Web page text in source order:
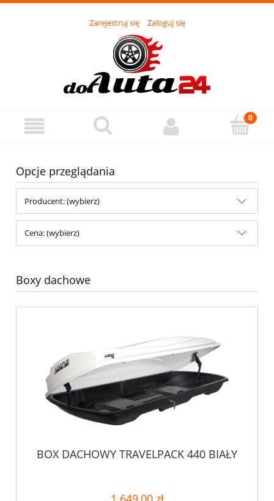
Zarejestruj się Zaloguj się
Opcje przeglądania
Producent: (wybierz)
Cena: (wybierz)
Boxy dachowe
BOX DACHOWY TRAVELPACK 440 BIAŁY